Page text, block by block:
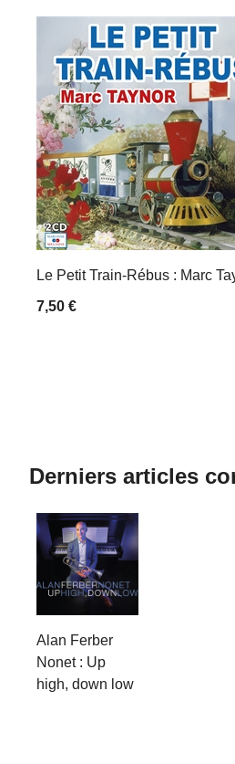
Le Petit Train-Rébus : Marc
7,50 €
Derniers articles
Alan Ferber
Nonet : Up
high, down low